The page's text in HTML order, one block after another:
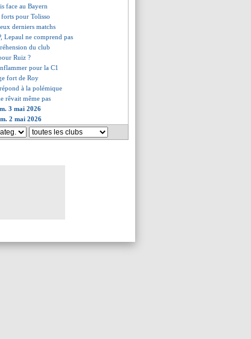
face au Bayern
pour Tolisso
derniers matchs
Lepaul ne comprend pas
du club
Ruiz ?
pour la C1
fort de Roy
à la polémique
rêvait même pas
3 mai 2026
2 mai 2026